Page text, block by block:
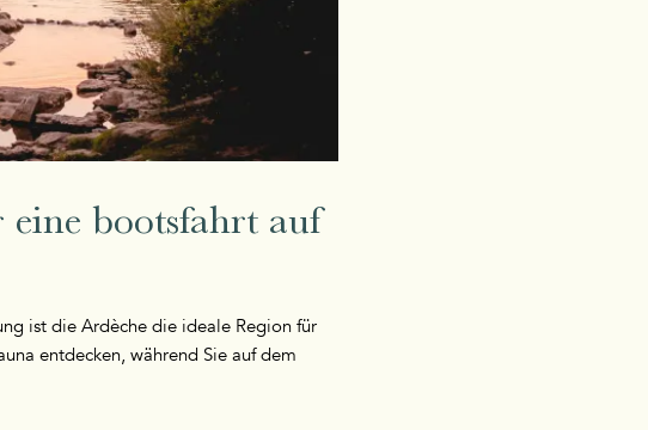
bootsfahrt auf
ist die Ardèche die ideale Region für
entdecken, während Sie auf dem